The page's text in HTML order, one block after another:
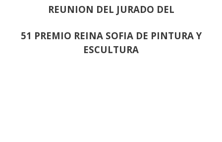
REUNION DEL JURADO DEL
51 PREMIO REINA SOFIA DE PINTURA Y
ESCULTURA